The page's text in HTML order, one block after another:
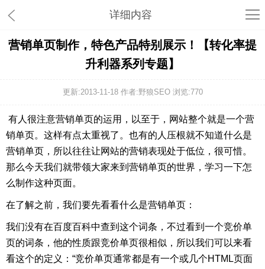
详细内容
营销单页制作，特色产品特别展示！【转化率提
升利器系列专题】
更新:2013-11-18 作者:野狼SEO 浏览:770
有人很注意营销单页的运用，以至于，网站整个就是一个营
销单页。这样有点太重视了。也有的人压根就不知道什么是
营销单页，所以往往让网站的营销表现处于低位，很可惜。
那么今天我们就带领大家来到营销单页的世界，学习一下怎
么制作这种页面。
在了解之前，我们要先看看什么是营销单页：
我们没有在百度百科中查到这个词条，不过看到一个竞价单
页的词条，他的性质跟竞价单页很相似，所以我们可以来看
看这个的定义：“竞价单页通常都是有一个或几个HTML页面